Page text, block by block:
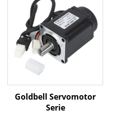
gecertificeerde VFD
Goldbell Servomotor
Serie